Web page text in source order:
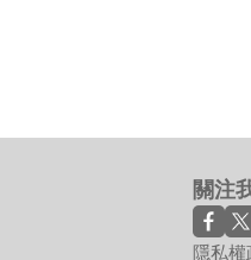
關注
隱私權